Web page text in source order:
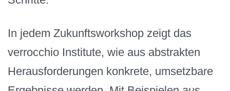
In jedem Zukunftsworkshop zeigt das
verrocchio Institute, wie aus abstrakten
Herausforderungen konkrete, umsetzbare